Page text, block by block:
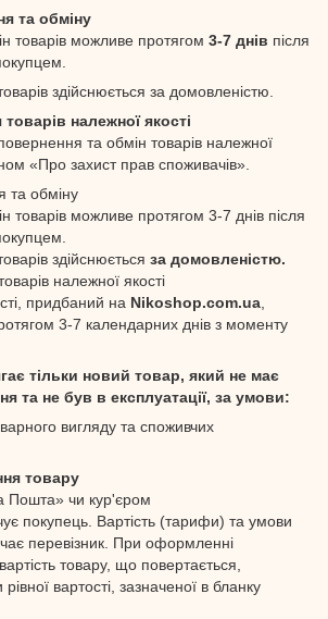
та обміну
товарів можливе протягом 3-7 днів після
здійснюється за домовленістю.
належної якості
та обмін товарів належної
«Про захист прав споживачів».
та обміну
товарів можливе протягом 3-7 днів після
здійснюється за домовленістю.
належної якості
придбаний на Nikoshop.com.ua
3-7 календарних днів з моменту
тільки новий товар, який не має
та не був в експлуатації, за умови:
вигляду та споживчих
товару
Пошта» чи кур'єром
покупець. Вартість (тарифи) та умови
перевізник. При оформленні
товару, що повертається,
вартості, зазначеної в бланку